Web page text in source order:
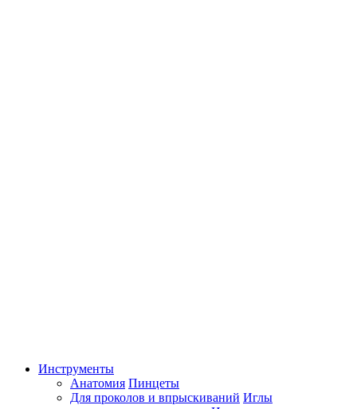
Инструменты
Анатомия Пинцеты
Для проколов и впрыскиваний Иглы